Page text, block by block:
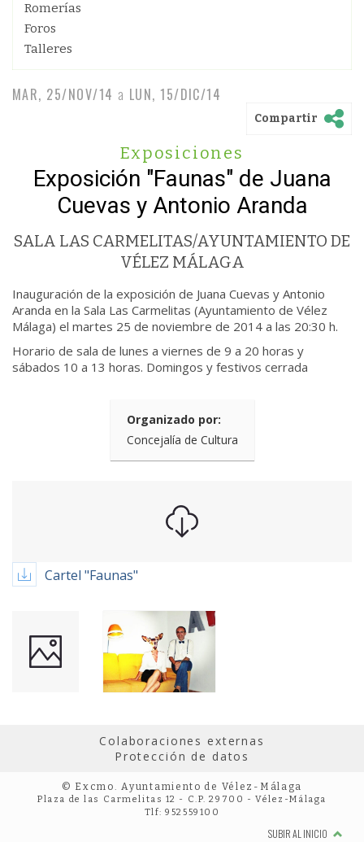
Romerías
Foros
Talleres
MAR, 25/NOV/14 a LUN, 15/DIC/14
Compartir
Exposiciones
Exposición "Faunas" de Juana
Cuevas y Antonio Aranda
SALA LAS CARMELITAS/AYUNTAMIENTO DE
VÉLEZ MÁLAGA
Inauguración de la exposición de Juana Cuevas y Antonio
Aranda en la Sala Las Carmelitas (Ayuntamiento de Vélez
Málaga) el martes 25 de noviembre de 2014 a las 20:30 h.
Horario de sala de lunes a viernes de 9 a 20 horas y
sábados 10 a 13 horas. Domingos y festivos cerrada
Organizado por:
Concejalía de Cultura
Cartel "Faunas"
Colaboraciones externas
Protección de datos
© Excmo. Ayuntamiento de Vélez-Málaga
Plaza de las Carmelitas 12 - C.P. 29700 - Vélez-Málaga
Tlf: 952559100
SUBIR AL INICIO